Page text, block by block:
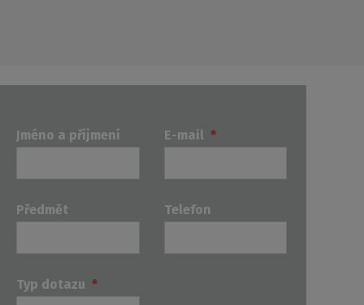
Jméno a příjmení
Předmět
Typ dotazu *
E-mail *
Telefon